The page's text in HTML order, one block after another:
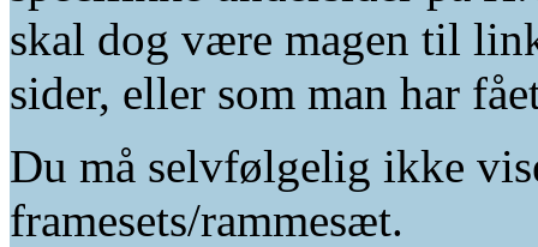
skal dog være magen til
sider, eller som man har
Du må selvfølgelig ikke
framesets/rammesæt.